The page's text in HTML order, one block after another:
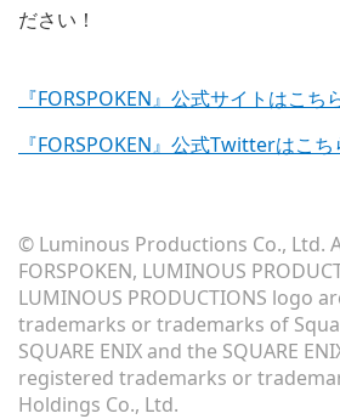
ださい！
『FORSPOKEN』公式サイトはこち
『FORSPOKEN』公式Twitterはこち
© Luminous Productions Co., Ltd.
FORSPOKEN, LUMINOUS
LUMINOUS PRODUCTIONS logo
trademarks or trademarks of
SQUARE ENIX and the SQUARE
registered trademarks or
Holdings Co., Ltd.